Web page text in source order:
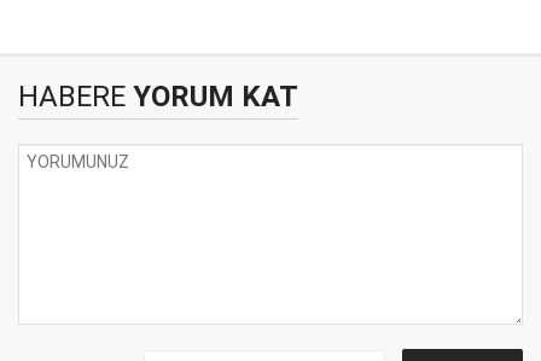
HABERE YORUM KAT